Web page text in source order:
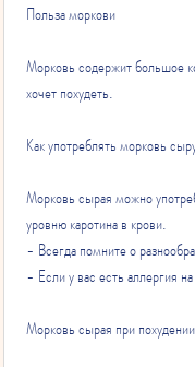
Польза моркови
Морковь содержит большое
хочет похудеть.
Как употреблять морковь
Морковь сырая можно
уровню каротина в крови.
- Всегда помните о
- Если у вас есть аллергия
Морковь сырая при похудении